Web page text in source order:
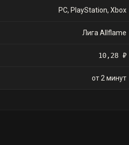
PC, PlayStation, Xbox
Лига Allflame
10,28 ₽
от 2 минут